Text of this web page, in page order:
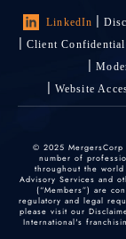
LinkedIn
Client
Website
© 2025
number of
throughout the
Advisory Services and
(“Members”) are
regulatory and legal
please visit our
International's